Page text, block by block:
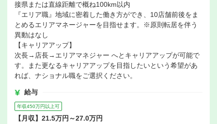
接県または直線距離で概ね100km以内
『エリア職』地域に密着した働き方ができ、10店舗前後をま
とめるエリアマネージャーを目指せます。※原則転居を伴う
異動はなし
【キャリアアップ】
次長→店長→エリアマネジャー へとキャリアアップが可能で
す。また更なるキャリアアップを目指したいという希望があ
れば、ナショナル職をご選択ください。
給与
年収450万円以上可
【月収】21.5万円～27.0万円